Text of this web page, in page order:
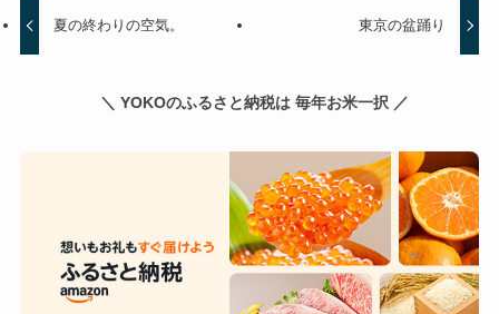
夏の終わりの空気。 東京の盆踊り
＼ YOKOのふるさと納税は 毎年お米一択 ／